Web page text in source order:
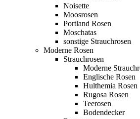
Noisette
Moosrosen
Portland Rosen
Moschatas
sonstige Strauchrosen
Moderne Rosen
Strauchrosen
Moderne
Englische Rosen
Hulthemia Rosen
Rugosa Rosen
Teerosen
Bodendecker